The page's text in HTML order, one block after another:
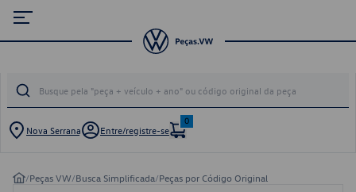
Nova Serrana Entre/registre-se
0
/Peças VW/Busca Simplificada/Peças por Código Original